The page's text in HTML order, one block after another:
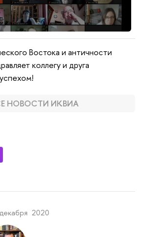
Востока и античности
коллегу и друга
НОВОСТИ ИКВИА
2020